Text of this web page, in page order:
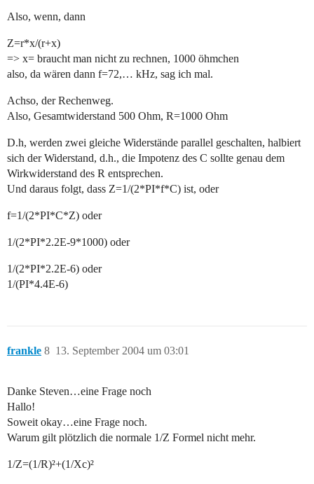
Also, wenn, dann
Z=r*x/(r+x)
=> x= braucht man nicht zu rechnen, 1000 öhmchen
also, da wären dann f=72,… kHz, sag ich mal.
Achso, der Rechenweg.
Also, Gesamtwiderstand 500 Ohm, R=1000 Ohm
D.h, werden zwei gleiche Widerstände parallel geschalten, halbiert
sich der Widerstand, d.h., die Impotenz des C sollte genau dem
Wirkwiderstand des R entsprechen.
Und daraus folgt, dass Z=1/(2*PI*f*C) ist, oder
f=1/(2*PI*C*Z) oder
1/(2*PI*2.2E-9*1000) oder
1/(2*PI*2.2E-6) oder
1/(PI*4.4E-6)
frankle 13. September 2004 um 03:01
8
Danke Steven…eine Frage noch
Hallo!
Soweit okay…eine Frage noch.
Warum gilt plötzlich die normale 1/Z Formel nicht mehr.
1/Z=(1/R)²+(1/Xc)²